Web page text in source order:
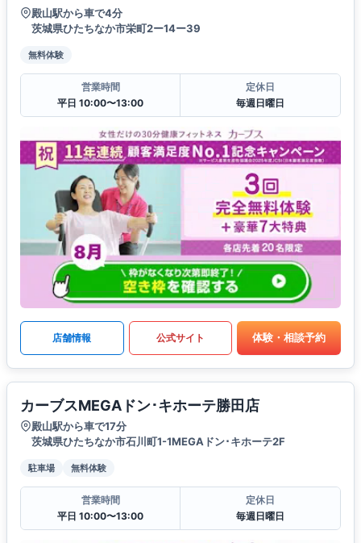
殿山駅から車で4分
茨城県ひたちなか市栄町2ー14ー39
無料体験
営業時間
平日 10:00〜13:00
定休日
毎週日曜日
店舗情報 公式サイト 体験・相談予約
カーブスMEGAドン･キホーテ勝田店
殿山駅から車で17分
茨城県ひたちなか市石川町1-1MEGAドン･キホーテ2F
駐車場 無料体験
営業時間
平日 10:00〜13:00
定休日
毎週日曜日